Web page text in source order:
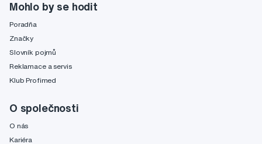
Mohlo by se hodit
Poradňa
Značky
Slovník pojmů
Reklamace a servis
Klub Profimed
O společnosti
O nás
Kariéra